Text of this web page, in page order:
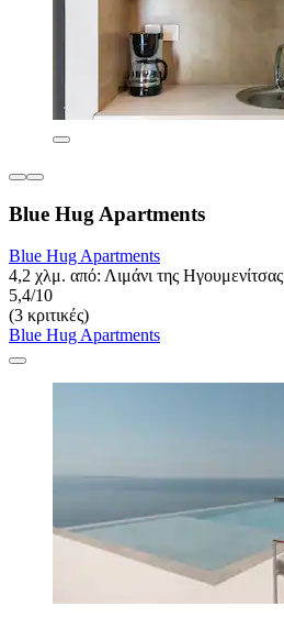
Blue Hug Apartments
Blue Hug Apartments
4,2 χλμ. από: Λιμάνι της Ηγουμενίτσας
5,4/10
(3 κριτικές)
Blue Hug Apartments